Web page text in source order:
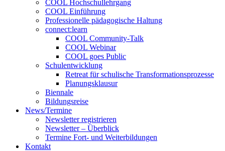
COOL Hochschullehrgang
COOL Einführung
Professionelle pädagogische Haltung
connect:learn
COOL Community-Talk
COOL Webinar
COOL goes Public
Schulentwicklung
Retreat für schulische Transformationsprozesse
Planungsklausur
Biennale
Bildungsreise
News/Termine
Newsletter registrieren
Newsletter – Überblick
Termine Fort- und Weiterbildungen
Kontakt